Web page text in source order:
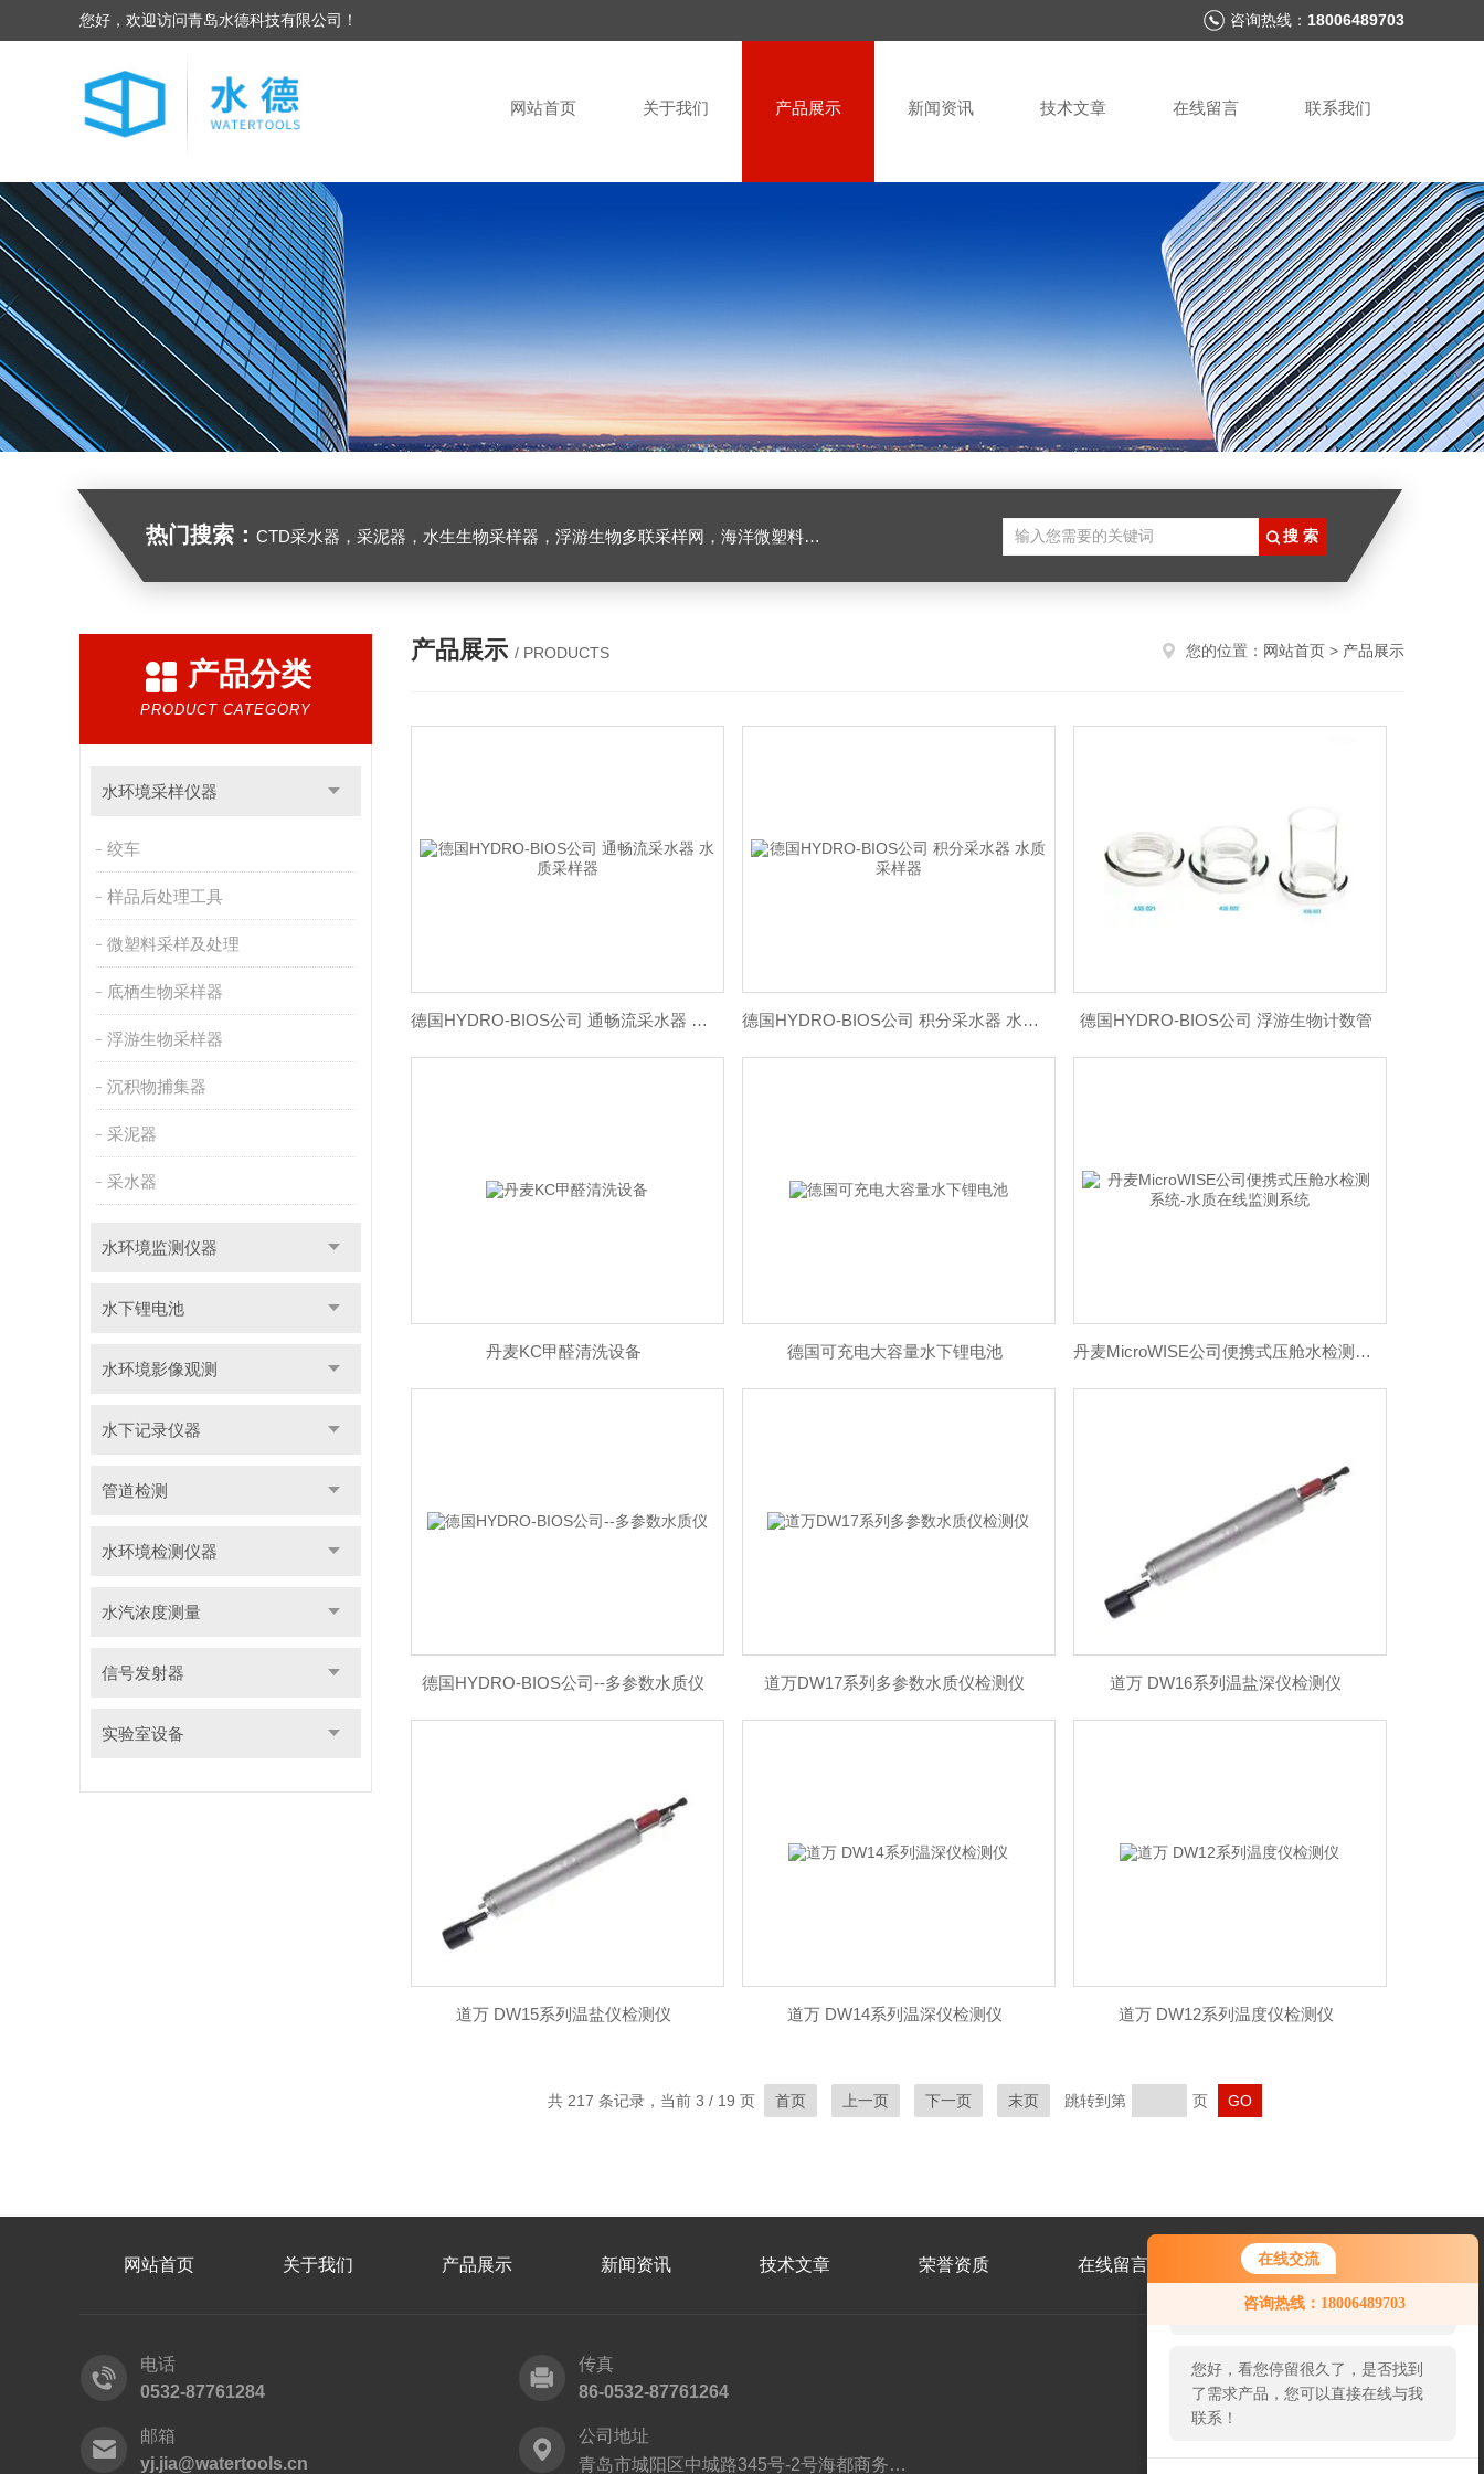
在线交流
咨询热线：18006489703
您好！欢迎前来咨询，很高兴为您
服务，请问您要咨询什么问题呢？
您好，看您停留很久了，是否找到
了需求产品，您可以直接在线与我
联系！
您好，欢迎访问青岛水德科技有限公司！ 咨询热线： 18006489703
网站首页 关于我们 产品展示 新闻资讯 技术文章 在线留言 联系我们
热门搜索： CTD采水器，采泥器，水生生物采样器，浮游生物多联采样网，海洋微塑料采样分析系统，浮游动物扫描分析系统，水下颗粒物和浮游动物图像原位采集系统，多通道沉积物捕集器，高精度温盐深仪，水下原位营养盐分析仪，海洋二氧化碳分压监测仪，超短基线水下定位系统等
产品分类
PRODUCT CATEGORY
水环境采样仪器
绞车
样品后处理工具
微塑料采样及处理
底栖生物采样器
浮游生物采样器
沉积物捕集器
采泥器
采水器
水环境监测仪器
水下锂电池
水环境影像观测
水下记录仪器
管道检测
水环境检测仪器
水汽浓度测量
信号发射器
实验室设备
产品展示 / PRODUCTS 您的位置： 网站首页 > 产品展示
德国HYDRO-BIOS公司 通畅流采水器 水质采样器 德国HYDRO-BIOS公司 积分采水器 水质采样器 德国HYDRO-BIOS公司 浮游生物计数管
丹麦KC甲醛清洗设备 德国可充电大容量水下锂电池 丹麦MicroWISE公司便携式压舱水检测系统-水质在线监测系统
德国HYDRO-BIOS公司--多参数水质仪 道万DW17系列多参数水质仪检测仪 道万 DW16系列温盐深仪检测仪
道万 DW15系列温盐仪检测仪 道万 DW14系列温深仪检测仪 道万 DW12系列温度仪检测仪
共 217 条记录，当前 3 / 19 页 首页 上一页 下一页 末页 跳转到第 页
网站首页 关于我们 产品展示 新闻资讯 技术文章 荣誉资质 在线留言 联系我们
电话
0532-87761284
传真
86-0532-87761264
邮箱
yj.jia@watertools.cn
公司地址
青岛市城阳区中城路345号-2号海都商务中心9层
公
众